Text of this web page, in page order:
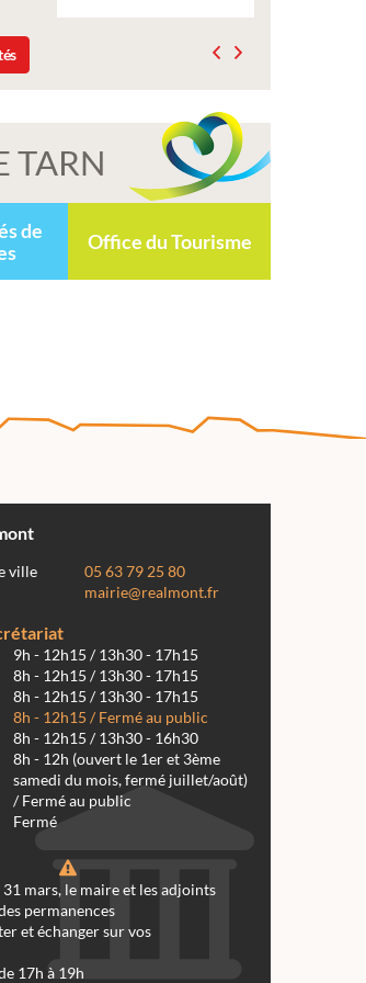
TARN
de
Office du Tourisme
ville
05 63 79 25 80
mairie@realmont.fr
9h - 12h15 / 13h30 - 17h15
8h - 12h15 / 13h30 - 17h15
8h - 12h15 / 13h30 - 17h15
8h - 12h15 / Fermé au public
8h - 12h15 / 13h30 - 16h30
8h - 12h (ouvert le 1er et 3ème
samedi du mois, fermé juillet/août)
/ Fermé au public
Fermé
mars, le maire et les adjoints
permanences
et échanger sur vos
17h à 19h